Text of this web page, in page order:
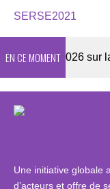
SERSE2021
EN CE MOMENT
2026 sur la
Une initiative globale
d’acteurs et offre de